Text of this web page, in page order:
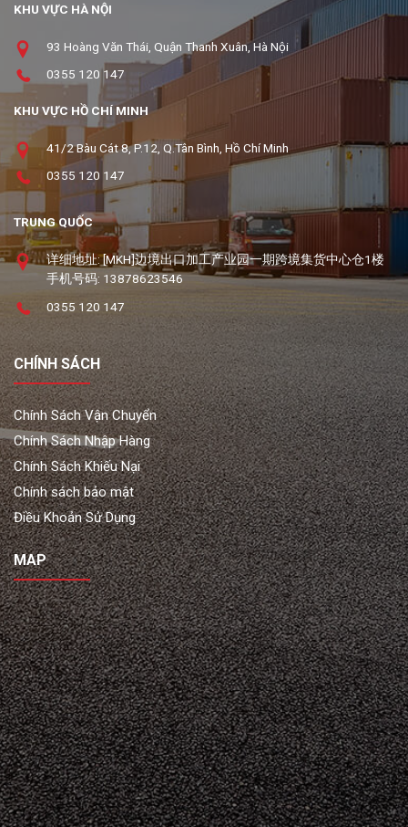
KHU VỰC HÀ NỘI
93 Hoàng Văn Thái, Quận Thanh Xuân, Hà Nội
0355 120 147
KHU VỰC HỒ CHÍ MINH
41/2 Bàu Cát 8, P.12, Q.Tân Bình, Hồ Chí Minh
0355 120 147
TRUNG QUỐC
详细地址: [MKH]边境出口加工产业园一期跨境集货中心仓1楼
手机号码: 13878623546
0355 120 147
CHÍNH SÁCH
Chính Sách Vận Chuyển
Chính Sách Nhập Hàng
Chính Sách Khiếu Nại
Chính sách bảo mật
Điều Khoản Sử Dụng
MAP